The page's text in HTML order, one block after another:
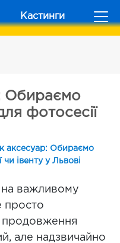
Кастинги
Обираємо
фотосесії
аксесуар: Обираємо
івенту у Львові
на важливому
просто
продовження
але надзвичайно